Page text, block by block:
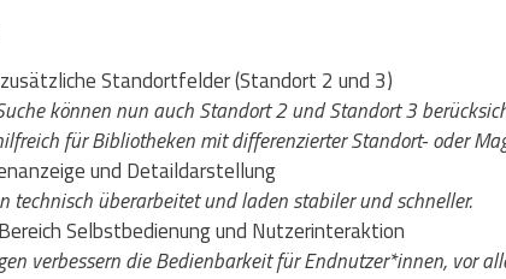
Standortfelder (Standort 2 und 3)
können nun auch Standort 2 und Standort 3
für Bibliotheken mit differenzierter Standort- oder
und Detaildarstellung
technisch überarbeitet und laden stabiler und schneller.
Selbstbedienung und Nutzerinteraktion
verbessern die Bedienbarkeit für Endnutzer*innen, vor